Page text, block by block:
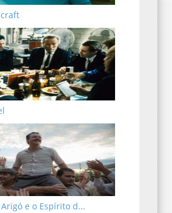
e o Espírito d...